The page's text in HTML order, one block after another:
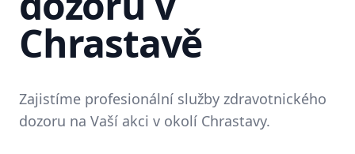
Chrastavě
Zajistíme profesionální služby zdravotnického
dozoru na Vaší akci v okolí Chrastavy.